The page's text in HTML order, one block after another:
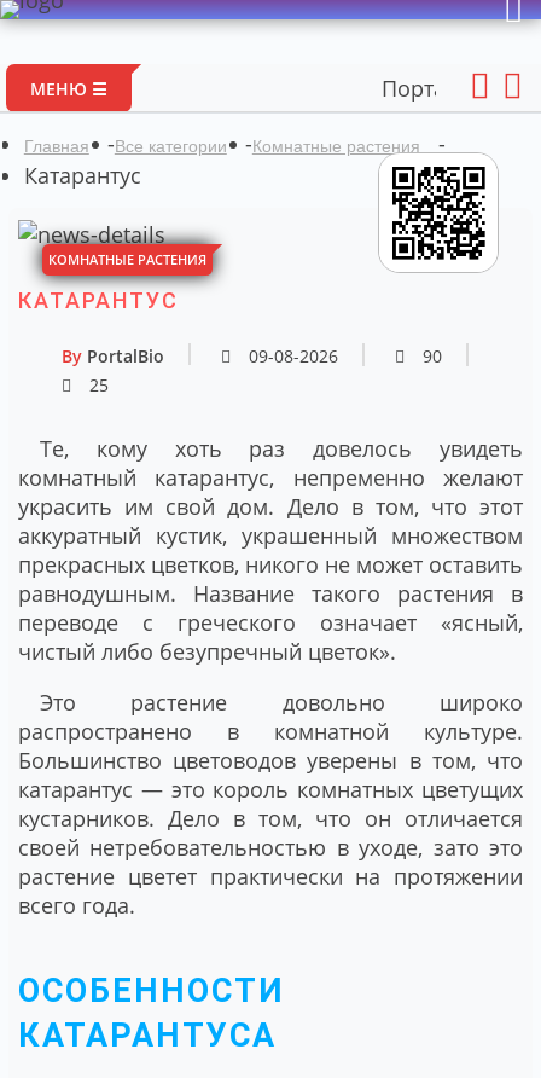
МЕНЮ ☰ Портал авторских
Главная -Все категории -Комнатные растения
-
Катарантус
КОМНАТНЫЕ РАСТЕНИЯ
КАТАРАНТУС
By PortalBio 09-08-2026
90
25
Те, кому хоть раз довелось увидеть
комнатный катарантус, непременно желают
украсить им свой дом. Дело в том, что этот
аккуратный кустик, украшенный множеством
прекрасных цветков, никого не может оставить
равнодушным. Название такого растения в
переводе с греческого означает «ясный,
чистый либо безупречный цветок».
Это растение довольно широко
распространено в комнатной культуре.
Большинство цветоводов уверены в том, что
катарантус ― это король комнатных цветущих
кустарников. Дело в том, что он отличается
своей нетребовательностью в уходе, зато это
растение цветет практически на протяжении
всего года.
ОСОБЕННОСТИ
КАТАРАНТУСА